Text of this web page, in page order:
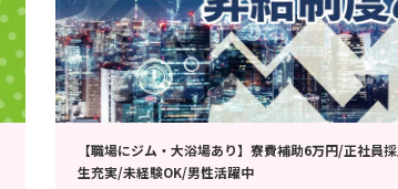
【職場にジム・大浴場あり】寮費補助6万円/正社員
生充実/未経験OK/男性活躍中